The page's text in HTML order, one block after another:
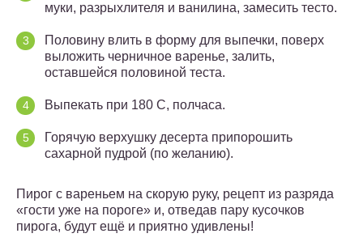
муки, разрыхлителя и ванилина, замесить тесто.
Половину влить в форму для выпечки, поверх
выложить черничное варенье, залить,
оставшейся половиной теста.
Выпекать при 180 С, полчаса.
Горячую верхушку десерта припорошить
сахарной пудрой (по желанию).
Пирог с вареньем на скорую руку, рецепт из разряда
«гости уже на пороге» и, отведав пару кусочков
пирога, будут ещё и приятно удивлены!